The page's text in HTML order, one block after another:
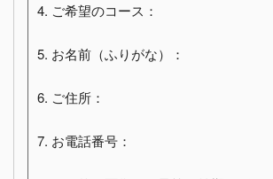
4. ご希望のコース：
5. お名前（ふりがな）：
6. ご住所：
7. お電話番号：